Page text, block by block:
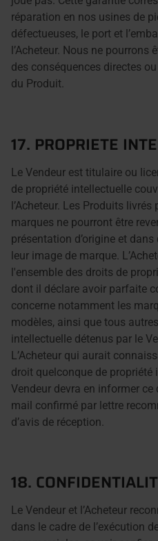
réparation en nos usines de
défectueuses, le port et
l’Acheteur. Nous ne
des conséquences directes
du Produit.
17. PROPRIETE
Le Vendeur est titulaire ou
de propriété intellectuelle
l’Acheteur. Les Produits
marques ne pourront être
présentation d’origine et
leur image de marque.
l'ensemble des droits de
dont il déclare avoir parfaite
concerne notamment les
modèles, ainsi que tous
intellectuelle détenus par le
L’Acheteur qui aurait
droit quelconque de propriété
Vendeur devra en informer
mail confirmé par lettre
d’avis de réception.
18.
Le Vendeur et l’Acheteur
dans le cadre de l’exécution